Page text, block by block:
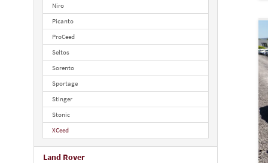
Niro
Picanto
ProCeed
Seltos
Sorento
Sportage
Stinger
Stonic
XCeed
Land Rover